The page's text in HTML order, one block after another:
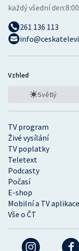
TV program
Živé vysílání
TV poplatky
Teletext
Podcasty
Počasí
E-shop
Mobilní a TV aplikace
Vše o ČT
každý všední den:
261 136 113
Vzhled
Světlý